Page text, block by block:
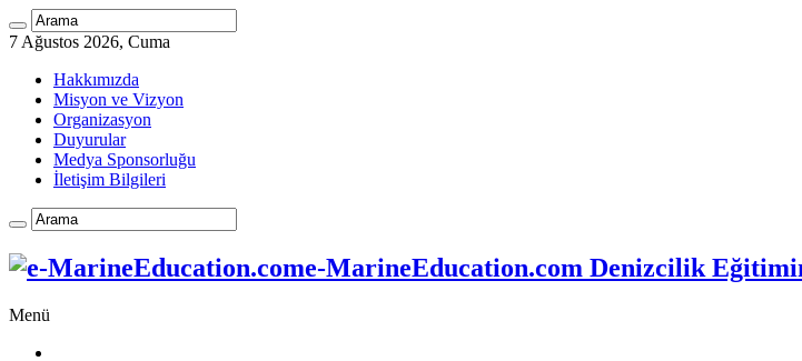
7 Ağustos 2026, Cuma
Hakkımızda
Misyon ve Vizyon
Organizasyon
Duyurular
Medya Sponsorluğu
İletişim Bilgileri
e-MarineEducation.com Denizcilik
Menü